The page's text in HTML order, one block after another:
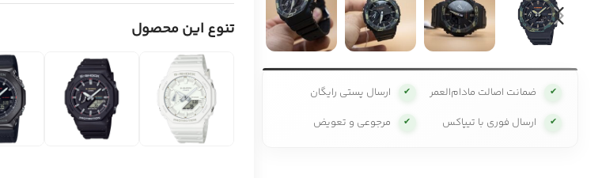
✔ ضمانت اصالت مادام‌العمر ✔ ارسال پستی رایگان
✔ ارسال فوری با تیپاکس ✔ مرجوعی و تعویض
تنوع این محصول